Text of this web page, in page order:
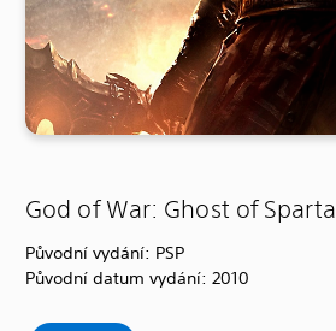
God of War: Ghost of Sparta
Původní vydání: PSP
Původní datum vydání: 2010